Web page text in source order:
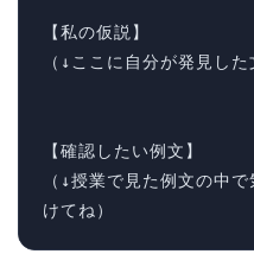
【私の仮説】
（↓ここに自分が発見し
【確認したい例文】
（↓授業で見た例文の中